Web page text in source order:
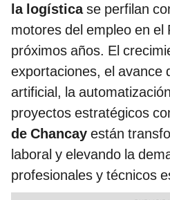
la logísticase perfilan
motores del empleo en el
próximos años. El
exportaciones, el avance
artificial, la
proyectos estratégicos
de Chancay están
laboral y elevando la
profesionales y técnicos